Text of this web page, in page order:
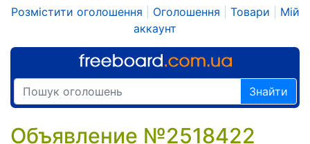
Розмістити оголошення Оголошення Товари
Мій
аккаунт
Знайти
Объявление №2518422